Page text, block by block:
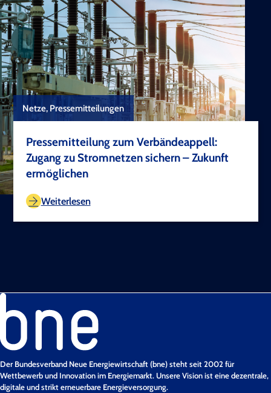
Netze, Pressemitteilungen
Pressemitteilung zum Verbändeappell:
Zugang zu Stromnetzen sichern – Zukunft
ermöglichen
Weiterlesen
Der Bundesverband Neue Energiewirtschaft (bne) steht seit 2002 für
Wettbewerb und Innovation im Energiemarkt. Unsere Vision ist eine dezentrale,
digitale und strikt erneuerbare Energieversorgung.